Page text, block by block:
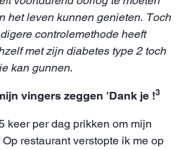
het leven kunnen genieten. Toch
controlemethode heeft
met zijn diabetes type 2 toch
kan gunnen.
vingers zeggen 'Dank je !3
keer per dag prikken om mijn
restaurant verstopte ik me op